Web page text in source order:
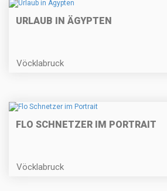
URLAUB IN ÄGYPTEN
Vöcklabruck
FLO SCHNETZER IM PORTRAIT
Vöcklabruck